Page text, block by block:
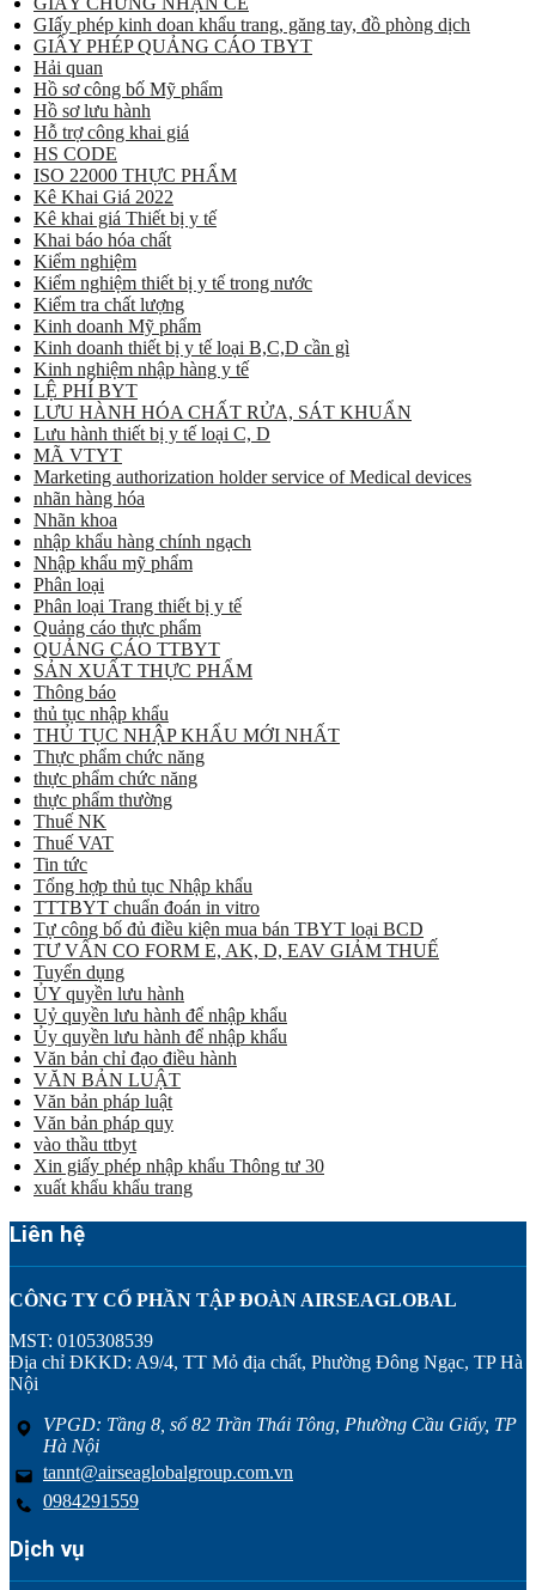
GIấy phép kinh doan khẩu trang, găng tay, đồ phòng dịch
GIẤY PHÉP QUẢNG CÁO TBYT
Hải quan
Hồ sơ công bố Mỹ phẩm
Hồ sơ lưu hành
Hỗ trợ công khai giá
HS CODE
ISO 22000 THỰC PHẨM
Kê Khai Giá 2022
Kê khai giá Thiết bị y tế
Khai báo hóa chất
Kiểm nghiệm
Kiểm nghiệm thiết bị y tế trong nước
Kiểm tra chất lượng
Kinh doanh Mỹ phẩm
Kinh doanh thiết bị y tế loại B,C,D cần gì
Kinh nghiệm nhập hàng y tế
LỆ PHÍ BYT
LƯU HÀNH HÓA CHẤT RỬA, SÁT KHUẨN
Lưu hành thiết bị y tế loại C, D
MÃ VTYT
Marketing authorization holder service of Medical devices
nhãn hàng hóa
Nhãn khoa
nhập khẩu hàng chính ngạch
Nhập khẩu mỹ phẩm
Phân loại
Phân loại Trang thiết bị y tế
Quảng cáo thực phẩm
QUẢNG CÁO TTBYT
SẢN XUẤT THỰC PHẨM
Thông báo
thủ tục nhập khẩu
THỦ TỤC NHẬP KHẨU MỚI NHẤT
Thực phẩm chức năng
thực phẩm chức năng
thực phẩm thường
Thuế NK
Thuế VAT
Tin tức
Tổng hợp thủ tục Nhập khẩu
TTTBYT chuẩn đoán in vitro
Tự công bố đủ điều kiện mua bán TBYT loại BCD
TƯ VẤN CO FORM E, AK, D, EAV GIẢM THUẾ
Tuyển dụng
ỦY quyền lưu hành
Uỷ quyền lưu hành để nhập khẩu
Ủy quyền lưu hành để nhập khẩu
Văn bản chỉ đạo điều hành
VĂN BẢN LUẬT
Văn bản pháp luật
Văn bản pháp quy
vào thầu ttbyt
Xin giấy phép nhập khẩu Thông tư 30
xuất khẩu khẩu trang
Liên hệ
CÔNG TY CỔ PHẦN TẬP ĐOÀN AIRSEAGLOBAL
MST: 0105308539
Địa chỉ ĐKKD: A9/4, TT Mỏ địa chất, Phường Đông Ngạc, TP Hà
Nội
VPGD: Tầng 8, số 82 Trần Thái Tông, Phường Cầu Giấy, TP
Hà Nội
tannt@airseaglobalgroup.com.vn
0984291559
Dịch vụ